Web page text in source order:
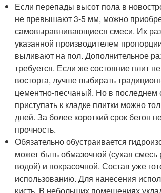
Если перепады высот пола в
не превышают 3-5 мм, можно
самовыравнивающиеся смеси. Их
указанной производителем
выливают на пол. Дополнительное
требуется. Если же состояние плит
восторга, лучше выбирать
цементно-песчаный. Но в последнем
приступать к кладке плитки можно
дней. За более короткий срок бетон
прочность.
Обязательно обустраивается
может быть обмазочной (сухая смесь
водой) и покрасочной. Состав уже
использованию. Для нанесения